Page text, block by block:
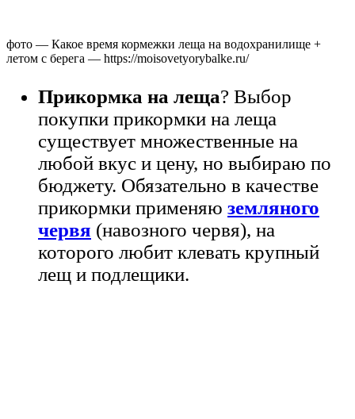
фото — Какое время кормежки леща на водохранилище +
летом с берега — https://moisovetyorybalke.ru/
Прикормка на леща? Выбор
покупки прикормки на леща
существует множественные на
любой вкус и цену, но выбираю по
бюджету. Обязательно в качестве
прикормки применяю земляного
червя (навозного червя), на
которого любит клевать крупный
лещ и подлещики.